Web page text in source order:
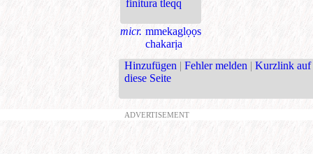
finitura tleqq
micr. mmekaglọọs
chakarịa
Hinzufügen | Fehler melden | Kurzlink auf
diese Seite
ADVERTISEMENT